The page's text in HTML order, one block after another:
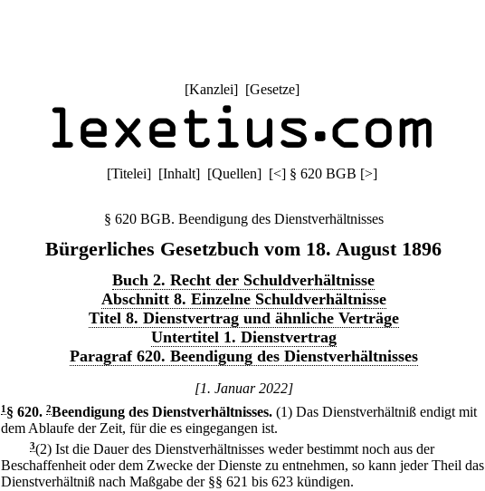
[Kanzlei] [Gesetze]
[Titelei] [Inhalt] [Quellen] [<] § 620 BGB [>]
§ 620 BGB. Beendigung des Dienstverhältnisses
Bürgerliches Gesetzbuch vom 18. August 1896
Buch 2. Recht der Schuldverhältnisse
Abschnitt 8. Einzelne Schuldverhältnisse
Titel 8. Dienstvertrag und ähnliche Verträge
Untertitel 1. Dienstvertrag
Paragraf 620. Beendigung des Dienstverhältnisses
[1. Januar 2022]
1 § 620. 2Beendigung des Dienstverhältnisses. (1) Das Dienstverhältniß endigt mit
dem Ablaufe der Zeit, für die es eingegangen ist.
3(2) Ist die Dauer des Dienstverhältnisses weder bestimmt noch aus der
Beschaffenheit oder dem Zwecke der Dienste zu entnehmen, so kann jeder Theil das
Dienstverhältniß nach Maßgabe der §§ 621 bis 623 kündigen.